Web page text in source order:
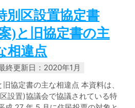
別区設置協定書
)と旧協定書の主
相違点
終更新日：2020年1月
協定書の主な相違点 本資料は、
設置)協議会で協議されている特